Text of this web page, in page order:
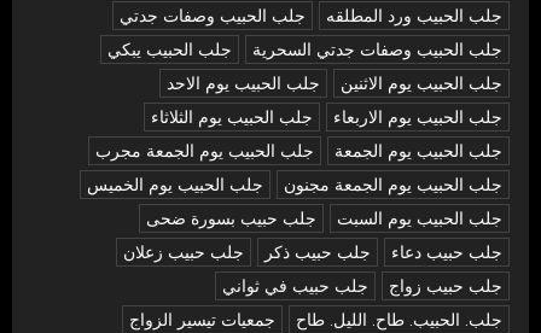
جلب الحبيب ورد المطلقه
جلب الحبيب وصفات جدتي
جلب الحبيب وصفات جدتي السحرية
جلب الحبيب يبكي
جلب الحبيب يوم الاثنين
جلب الحبيب يوم الاحد
جلب الحبيب يوم الاربعاء
جلب الحبيب يوم الثلاثاء
جلب الحبيب يوم الجمعة
جلب الحبيب يوم الجمعة مجرب
جلب الحبيب يوم الجمعة مجنون
جلب الحبيب يوم الخميس
جلب الحبيب يوم السبت
جلب حبيب بسورة ضحى
جلب حبيب دعاء
جلب حبيب ذكر
جلب حبيب زعلان
جلب حبيب زواج
جلب حبيب في ثواني
جلب. الحبيب. طاح. الليل. طاح
جمعيات تيسير الزواج